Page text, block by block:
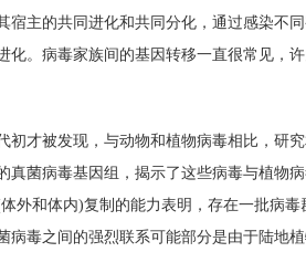
主的共同进化和共同分化，通过感染不
。病毒家族间的基因转移一直很常见，
才被发现，与动物和植物病毒相比，研
菌病毒基因组，揭示了这些病毒与植物
外和体内)复制的能力表明，存在一批病
毒之间的强烈联系可能部分是由于陆地